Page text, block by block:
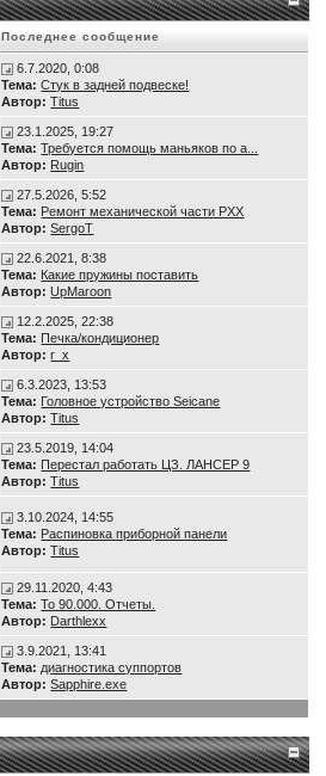
Последнее сообщение
6.7.2020, 0:08
Тема: Стук в задней подвеске!
Автор: Titus
23.1.2025, 19:27
Тема: Требуется помощь маньяков по а...
Автор: Rugin
27.5.2026, 5:52
Тема: Ремонт механической части РХХ
Автор: SergoT
22.6.2021, 8:38
Тема: Какие пружины поставить
Автор: UpMaroon
12.2.2025, 22:38
Тема: Печка/кондиционер
Автор: r_x
6.3.2023, 13:53
Тема: Головное устройство Seicane
Автор: Titus
23.5.2019, 14:04
Тема: Перестал работать ЦЗ. ЛАНСЕР 9
Автор: Titus
3.10.2024, 14:55
Тема: Распиновка приборной панели
Автор: Titus
29.11.2020, 4:43
Тема: То 90.000. Отчеты.
Автор: Darthlexx
3.9.2021, 13:41
Тема: диагностика суппортов
Автор: Sapphire.exe